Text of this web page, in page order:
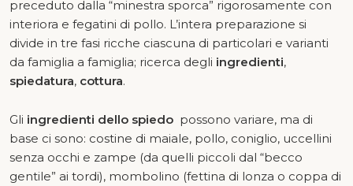
preceduto dalla “minestra sporca” rigorosamente con
interiora e fegatini di pollo. L’intera preparazione si
divide in tre fasi ricche ciascuna di particolari e varianti
da famiglia a famiglia; ricerca degli ingredienti,
spiedatura, cottura.
Gli ingredienti dello spiedo possono variare, ma di
base ci sono: costine di maiale, pollo, coniglio, uccellini
senza occhi e zampe (da quelli piccoli dal “becco
gentile” ai tordi), mombolino (fettina di lonza o coppa di